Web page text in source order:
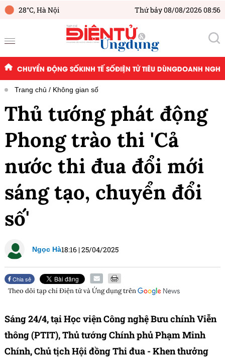
28°C,Hà Nội Thứ bảy 08/08/2026 08:56
CHUYỂN ĐỘNG SỐKINH TẾ SỐĐIỆN TỬ TIÊU DÙNGDOANH
Trang chủ Không gian số
Thủ tướng phát động
Phong trào thi 'Cả
nước thi đua đổi mới
sáng tạo, chuyển đổi
số'
Ngọc Hà18:16 |25/04/2025
Chia sẻ
Theo dõi tạp chíĐiện tử và Ứng dụngtrên
Sáng 24/4, tại Học viện Công nghệ Bưu chính Viễn
thông (PTIT), Thủ tướng Chính phủ Phạm Minh
Chính, Chủ tịch Hội đồng Thi đua - Khen thưởng